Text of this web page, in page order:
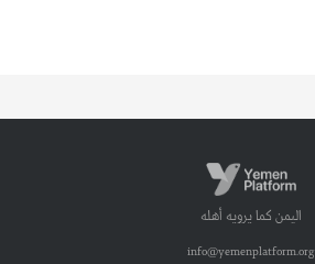
اليمن كما يرويه أهله
info@yemenplatform.org